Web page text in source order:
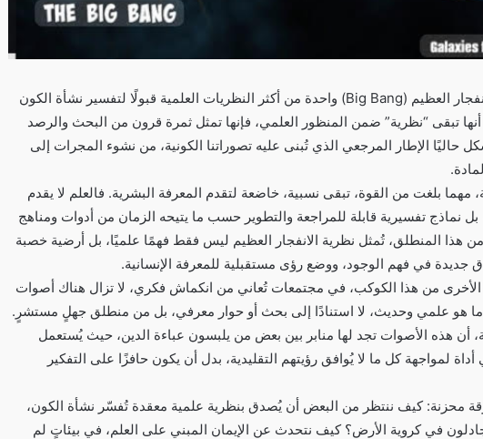
تُعتبر نظرية الانفجار العظيم (Big Bang) واحدة من أكثر النظريات العلمية قبولًا لتفسير نشأة الكون
تبقى “نظرية” ضمن المنظور العلمي، فإنها تمثل ثمرة قرون من البحث والرصد
حاليًا الإطار المرجعي الذي تُبنى عليه تصوراتنا الكونية، من نشوء المجرات إلى
مهما بلغت من القوة، تبقى نسبية، خاضعة لتقدم المعرفة البشرية. فالعلم لا يقدم
نماذج تفسيرية قابلة للمراجعة والتطوير حسب ما يتيحه الزمان من أدوات ومناهج
هذا المنطلق، تُمثل نظرية الانفجار العظيم ليس فقط فهمًا علميًا، بل أرضية خصبة
جديدة في فهم الوجود، ووضع رؤى مستقبلية للمعرفة الإنسانية.
من هذا الكوكب، في مجتمعات تُعاني من انكماش فكري، لا تزال هناك أصوات
هو علمي وحديث، لا استنادًا إلى بحث أو حوار معرفي، بل من منطلق جهلٍ مستشرٍ.
أن هذه الأصوات تجد لها منابر بين بعض من يلبسون عباءة الدين، حيث يُستعمل
لمواجهة كل ما لا يُوافق رؤيتهم التقليدية، بدل أن يكون حافزًا على التفكير
محزنة: كيف ننتظر من البعض أن يُصدق بنظرية علمية معقدة تُفسّر نشأة الكون،
في كروية الأرض؟ كيف نتحدث عن الإيمان المبني على العلم، في بيئاتٍ لم